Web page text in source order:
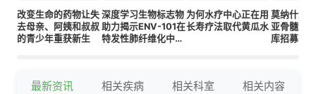
改变生命的药物让失
去母亲、阿姨和叔叔
的青少年重获新生
深度学习生物标志物
助力揭示ENV-101在
特发性肺纤维化中的
为何水疗中心正在用
长寿疗法取代黄瓜水
莫纳什大
亚骨髓衰
库招募首
最新资讯 相关疾病 相关科室 相关内容